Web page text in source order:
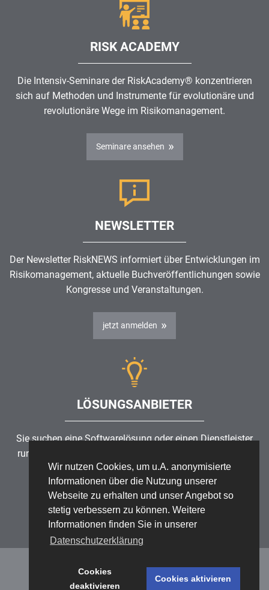
Wir nutzen Cookies, um u.A. anonymisierte
Informationen über die Nutzung unserer
Webseite zu erhalten und unser Angebot so
stetig verbessern zu können. Weitere
Informationen finden Sie in unserer
Datenschutzerklärung
Cookies
deaktivieren
Cookies aktivieren
RISK ACADEMY
Die Intensiv-Seminare der RiskAcademy® konzentrieren
sich auf Methoden und Instrumente für evolutionäre und
revolutionäre Wege im Risikomanagement.
Seminare ansehen
NEWSLETTER
Der Newsletter RiskNEWS informiert über Entwicklungen im
Risikomanagement, aktuelle Buchveröffentlichungen sowie
Kongresse und Veranstaltungen.
jetzt anmelden
LÖSUNGSANBIETER
Sie suchen eine Softwarelösung oder einen Dienstleister
rund um die Themen
ISMS?
Partner finden